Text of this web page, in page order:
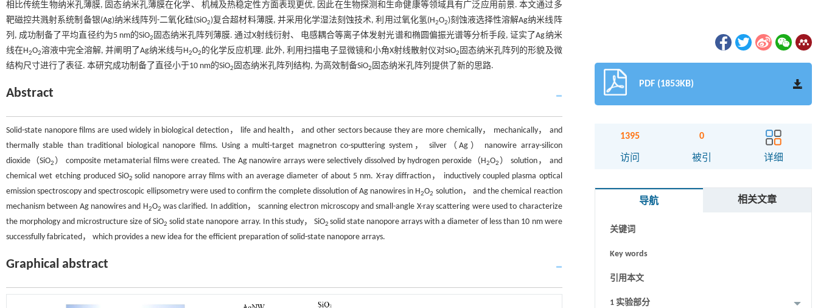
相比传统生物纳米孔薄膜, 固态纳米孔薄膜在化学、 机械及热稳定性方面表现更优, 因此在生物探测和生命健康等领域具有广泛应用前景. 本文通过多
靶磁控共溅射系统制备银(Ag)纳米线阵列-二氧化硅(SiO2)复合超材料薄膜, 并采用化学湿法刻蚀技术, 利用过氧化氢(H2O2)刻蚀液选择性溶解Ag纳米线阵
列, 成功制备了平均直径约为5 nm的SiO2 固态纳米孔阵列薄膜. 通过X射线衍射、 电感耦合等离子体发射光谱和椭圆偏振光谱等分析手段, 证实了Ag纳米
线在H2O2溶液中完全溶解, 并阐明了Ag纳米线与H2O2 的化学反应机理. 此外, 利用扫描电子显微镜和小角X射线散射仪对SiO2 固态纳米孔阵列的形貌及微
结构尺寸进行了表征. 本研究成功制备了直径小于10 nm的SiO2 固态纳米孔阵列结构, 为高效制备SiO2 固态纳米孔阵列提供了新的思路.
Abstract
Solid-state nanopore films are used widely in biological detection， life and health， and other sectors because they are more chemically， mechanically， and
thermally stable than traditional biological nanopore films. Using a multi-target magnetron co-sputtering system， silver（Ag） nanowire array-silicon
dioxide（SiO2 ） composite metamaterial films were created. The Ag nanowire arrays were selectively dissolved by hydrogen peroxide（H2O2 ） solution， and
chemical wet etching produced SiO2solid nanopore array films with an average diameter of about 5 nm. X-ray diffraction， inductively coupled plasma optical
emission spectroscopy and spectroscopic ellipsometry were used to confirm the complete dissolution of Ag nanowires in H2O2 solution， and the chemical reaction
mechanism between Ag nanowires and H2O2 was clarified. In addition， scanning electron microscopy and small-angle X-ray scattering were used to characterize
the morphology and microstructure size of SiO2 solid state nanopore array. In this study， SiO2 solid state nanopore arrays with a diameter of less than 10 nm were
successfully fabricated， which provides a new idea for the efficient preparation of solid-state nanopore arrays.
Graphical abstract
PDF (1853KB)
1395
访问
0
被引 详细
导航 相关文章
摘要
Graphical abstract
关键词
Key words
引用本文
1 实验部分